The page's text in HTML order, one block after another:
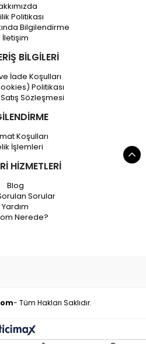
Politikası
Bilgilendirme
İletişim
BİLGİLERİ
İade Koşulları
Politikası
Sözleşmesi
Koşulları
İşlemleri
HİZMETLERİ
Blog
Sorular
Yardım
Nerede?
- Tüm Hakları Saklıdır.